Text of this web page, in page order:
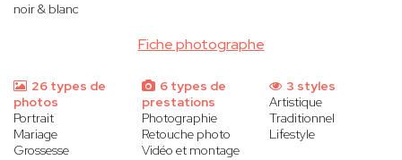
Fiche photographe
noir & blanc
26 types de
photos
Portrait
Mariage
Grossesse
6 types de
prestations
Photographie
Retouche photo
Vidéo et montage
3 styles
Artistique
Traditionnel
Lifestyle